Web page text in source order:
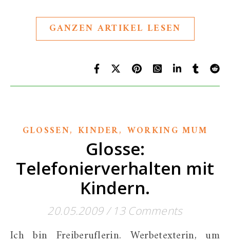
GANZEN ARTIKEL LESEN
GLOSSEN, KINDER, WORKING MUM
Glosse:
Telefonierverhalten mit
Kindern.
20.05.2009 / 13 Comments
Ich bin Freiberuflerin. Werbetexterin, um